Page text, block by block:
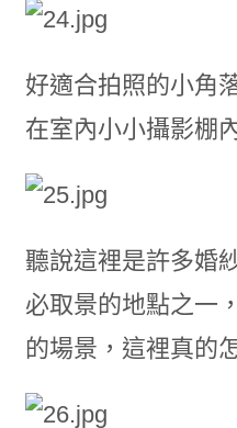
好適合拍照的小角
在室內小小攝影棚
聽說這裡是許多婚
必取景的地點之一
的場景，這裡真的